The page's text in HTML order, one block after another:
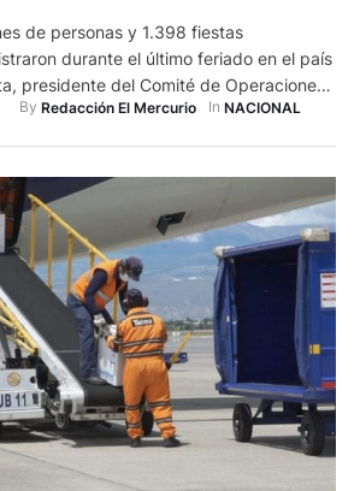
de personas y 1.398 fiestas
durante el último feriado en el país
presidente del Comité de Operaciones
Nacional, los responsables de lo
…
By Redacción El Mercurio In NACIONAL